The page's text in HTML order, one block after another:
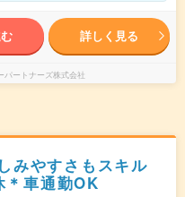
詳しく見る
パートナーズ株式会社
みやすさもスキル
＊車通勤OK